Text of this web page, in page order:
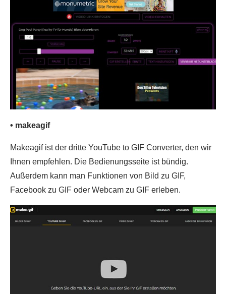
• makeagif
Makeagif ist der dritte YouTube to GIF Converter, den wir
Ihnen empfehlen. Die Bedienungsseite ist bündig.
Außerdem kann man Funktionen von Bild zu GIF,
Facebook zu GIF oder Webcam zu GIF erleben.